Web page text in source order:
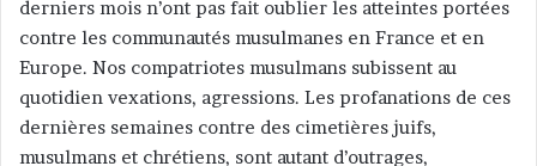
derniers mois n’ont pas fait oublier les atteintes portées
contre les communautés musulmanes en France et en
Europe. Nos compatriotes musulmans subissent au
quotidien vexations, agressions. Les profanations de ces
dernières semaines contre des cimetières juifs,
musulmans et chrétiens, sont autant d’outrages,